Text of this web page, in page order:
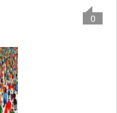
0